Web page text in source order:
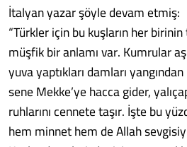
İtalyan yazar şöyle devam etmiş:
“Türkler için bu kuşların her
müşfik bir anlamı var. Kumrular
yuva yaptıkları damları
sene Mekke’ye hacca gider,
ruhlarını cennete taşır. İşte bu
hem minnet hem de Allah